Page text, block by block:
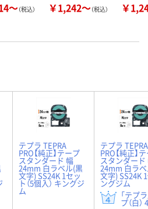
～（税込） ￥1,242～（税込） ￥
テプラ TEPRA
PRO【純正】テープ
スタンダード 幅
24mm 白ラベル(黒
文字) SS24K 1セッ
ト（5個入） キングジ
ム
テプラ TEPRA
PRO【純正】
スタンダード
24mm 白ラ
文字) SS24K
ングジム
「テプ
プ（白）